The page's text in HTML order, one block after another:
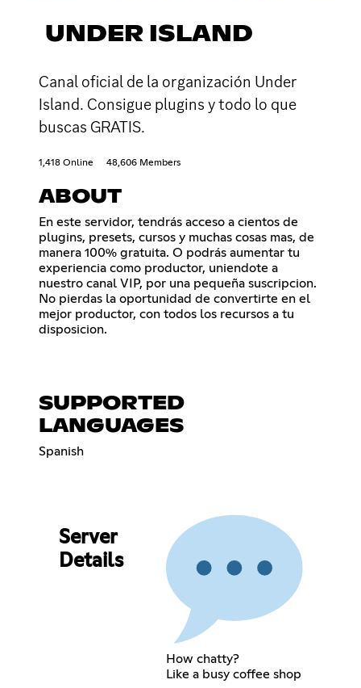
UNDER ISLAND
Canal oficial de la organización Under
Island. Consigue plugins y todo lo que
buscas GRATIS.
1,418 Online 48,606 Members
ABOUT
En este servidor, tendrás acceso a cientos de
plugins, presets, cursos y muchas cosas mas, de
manera 100% gratuita. O podrás aumentar tu
experiencia como productor, uniendote a
nuestro canal VIP, por una pequeña suscripcion.
No pierdas la oportunidad de convertirte en el
mejor productor, con todos los recursos a tu
disposicion.
SUPPORTED
LANGUAGES
Spanish
Server
Details
How chatty?
Like a busy coffee shop